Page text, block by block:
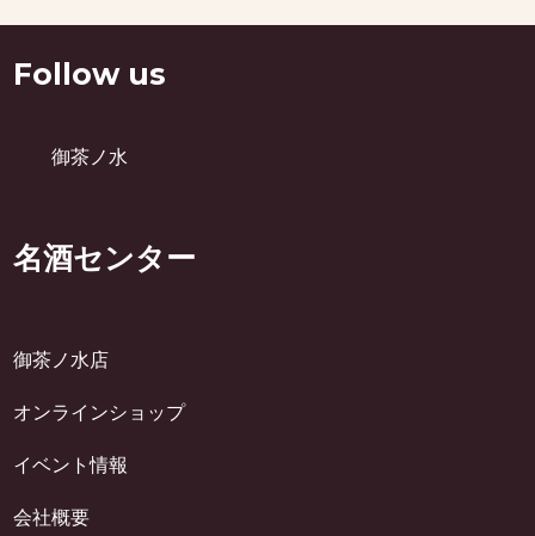
Follow us
御茶ノ水
名酒センター
御茶ノ水店
オンラインショップ
イベント情報
会社概要